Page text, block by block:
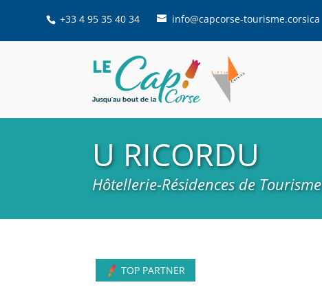
+33 4 95 35 40 34 info@capcorse-tourisme.corsica
U RICORDU
Hôtellerie-Résidences de Tourisme
TOP PARTNER